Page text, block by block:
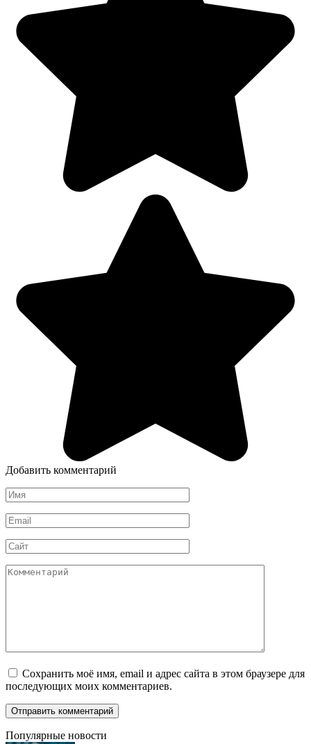
Добавить комментарий
Имя
*
Email
*
Сайт
Комментарий
Сохранить моё имя, email и адрес сайта в этом браузере для
последующих моих комментариев.
Популярные новости